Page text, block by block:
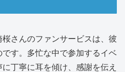
さんのファンサービスは、彼
す。多忙な中で参加するイベ
丁寧に耳を傾け、感謝を伝え